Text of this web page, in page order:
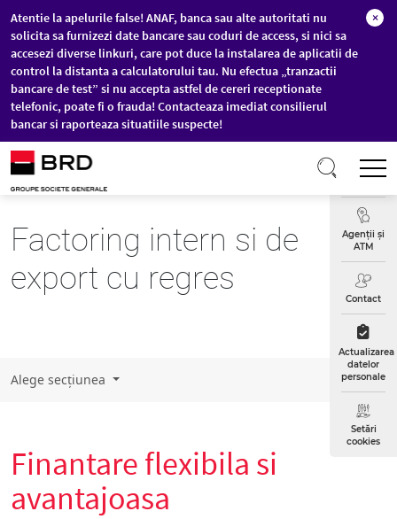
Sari la conținutul principal
Atentie la apelurile false! ANAF, banca sau alte autoritati nu
solicita sa furnizezi date bancare sau coduri de access, si nici sa
accesezi diverse linkuri, care pot duce la instalarea de aplicatii de
control la distanta a calculatorului tau. Nu efectua „tranzactii
bancare de test” si nu accepta astfel de cereri receptionate
telefonic, poate fi o frauda! Contacteaza imediat consilierul
bancar si raporteaza situatiile suspecte!
×
Curs
Agenții și
ATM
Contact
Actualizarea
datelor
personale
Setări
cookies
Factoring intern si de
export cu regres
Alege secțiunea
Finantare flexibila si
avantajoasa